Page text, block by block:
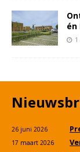
én
26 juni 2026
17 maart 2026